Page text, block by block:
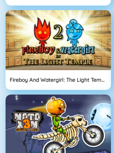
Fireboy And Watergirl: The Light Temple